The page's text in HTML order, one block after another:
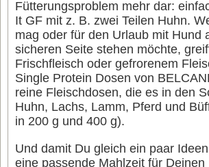
Fütterungsproblem mehr dar:
It GF mit z. B. zwei Teilen Huhn.
mag oder für den Urlaub mit Hund
sicheren Seite stehen möchte,
Frischfleisch oder gefrorenem
Single Protein Dosen von
reine Fleischdosen, die es in den
Huhn, Lachs, Lamm, Pferd und
in 200 g und 400 g).
Und damit Du gleich ein paar
eine passende Mahlzeit für Deinen